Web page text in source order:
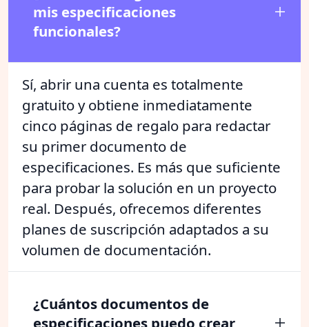
mis especificaciones
funcionales?
Sí, abrir una cuenta es totalmente
gratuito y obtiene inmediatamente
cinco páginas de regalo para redactar
su primer documento de
especificaciones. Es más que suficiente
para probar la solución en un proyecto
real. Después, ofrecemos diferentes
planes de suscripción adaptados a su
volumen de documentación.
¿Cuántos documentos de
especificaciones puedo crear